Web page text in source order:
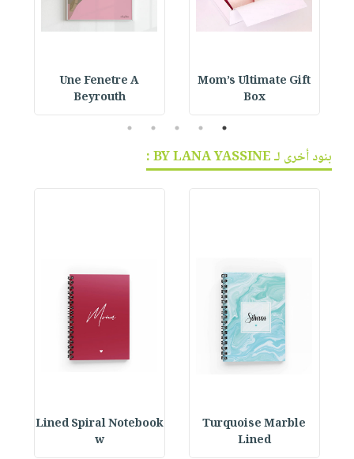
Mom’s Ultimate Gift
Box
Une Fenetre A
Beyrouth
1
2
3
4
5
بنود أخرى لـ BY LANA YASSINE :
Turquoise Marble
Lined
Lined Spiral Notebook
w